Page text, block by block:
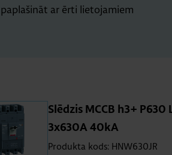
ar ērti lietojamiem
Slē­dzis MCCB h3+ P630
3x630A 40kA
Produkta kods: HNW630JR